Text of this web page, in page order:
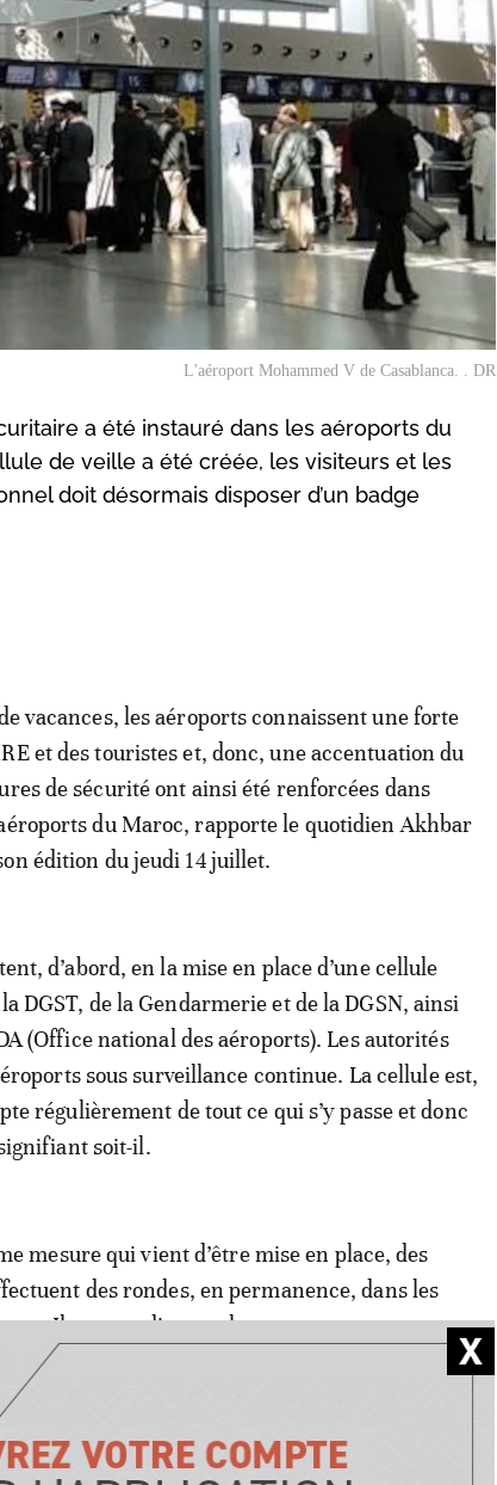
L'aéroport Mohammed V de Casablanca. . DR
a été instauré dans les aéroports du
de veille a été créée, les visiteurs et les
doit désormais disposer d’un badge
vacances, les aéroports connaissent une forte
et des touristes et, donc, une accentuation du
de sécurité ont ainsi été renforcées dans
du Maroc, rapporte le quotidien Akhbar
édition du jeudi 14 juillet.
d’abord, en la mise en place d’une cellule
DGST, de la Gendarmerie et de la DGSN, ainsi
(Office national des aéroports). Les autorités
sous surveillance continue. La cellule est,
régulièrement de tout ce qui s’y passe et donc
soit-il.
mesure qui vient d’être mise en place, des
des rondes, en permanence, dans les
Il va sans dire que la mesure portant sur
et aux halls d’attente des aéroports aux
et aux visiteurs est toujours en vigueur.